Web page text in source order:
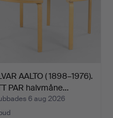
AALTO ( 1898–1976).
PAR halvmåne…
6 aug 2026